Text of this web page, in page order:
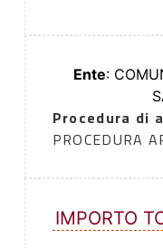
Ente:
Procedura di
PROCEDURA
IMPORTO